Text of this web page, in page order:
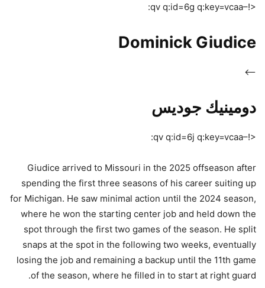
<!–qv q:id=6g q:key=vcaa:
Dominick Giudice
–>
دومينيك جوديس
<!–qv q:id=6j q:key=vcaa:
Giudice arrived to Missouri in the 2025 offseason after
spending the first three seasons of his career suiting up
for Michigan. He saw minimal action until the 2024 season,
where he won the starting center job and held down the
spot through the first two games of the season. He split
snaps at the spot in the following two weeks, eventually
losing the job and remaining a backup until the 11th game
of the season, where he filled in to start at right guard.